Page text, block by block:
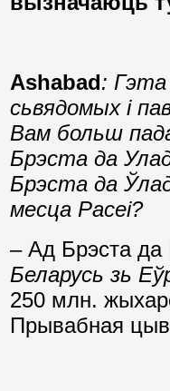
Ashabad:
сьвядомых і
Вам больш
Брэста да
Брэста да
месца Расеі?
– Ад Брэста
Беларусь зь
250 млн.
Прывабная